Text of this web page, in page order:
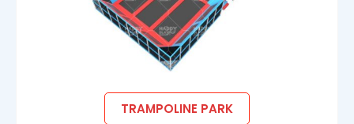
TRAMPOLINE PARK